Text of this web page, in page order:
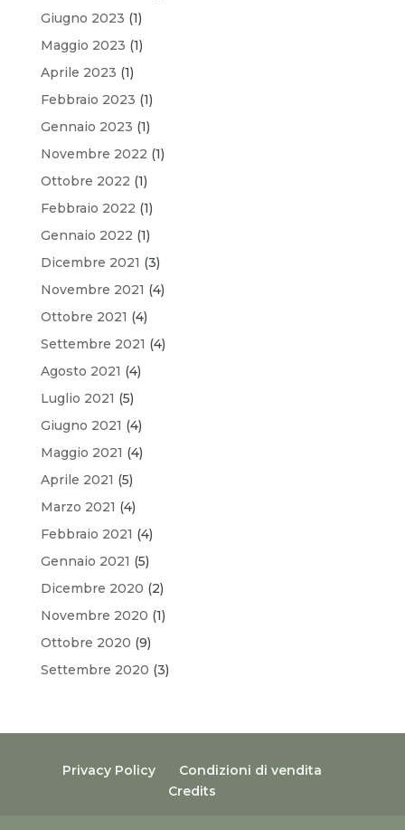
Giugno 2023 (1)
Maggio 2023 (1)
Aprile 2023 (1)
Febbraio 2023 (1)
Gennaio 2023 (1)
Novembre 2022 (1)
Ottobre 2022 (1)
Febbraio 2022 (1)
Gennaio 2022 (1)
Dicembre 2021 (3)
Novembre 2021 (4)
Ottobre 2021 (4)
Settembre 2021 (4)
Agosto 2021 (4)
Luglio 2021 (5)
Giugno 2021 (4)
Maggio 2021 (4)
Aprile 2021 (5)
Marzo 2021 (4)
Febbraio 2021 (4)
Gennaio 2021 (5)
Dicembre 2020 (2)
Novembre 2020 (1)
Ottobre 2020 (9)
Settembre 2020 (3)
Privacy Policy
Condizioni di vendita
Credits